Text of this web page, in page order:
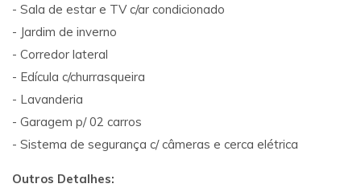
- Sala de estar e TV c/ar condicionado
- Jardim de inverno
- Corredor lateral
- Edícula c/churrasqueira
- Lavanderia
- Garagem p/ 02 carros
- Sistema de segurança c/ câmeras e cerca elétrica
Outros Detalhes: